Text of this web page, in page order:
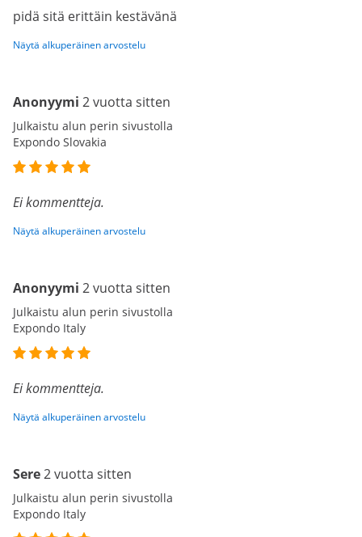
pidä sitä erittäin kestävänä
Näytä alkuperäinen arvostelu
Anonyymi 2 vuotta sitten
Julkaistu alun perin sivustolla
Expondo Slovakia
Ei kommentteja.
Näytä alkuperäinen arvostelu
Anonyymi 2 vuotta sitten
Julkaistu alun perin sivustolla
Expondo Italy
Ei kommentteja.
Näytä alkuperäinen arvostelu
Sere2 vuotta sitten
Julkaistu alun perin sivustolla
Expondo Italy